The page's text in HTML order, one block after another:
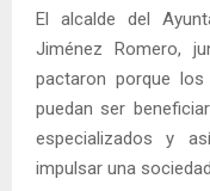
El alcalde del
Jiménez Romero,
pactaron porque
puedan ser
especializados y
impulsar una